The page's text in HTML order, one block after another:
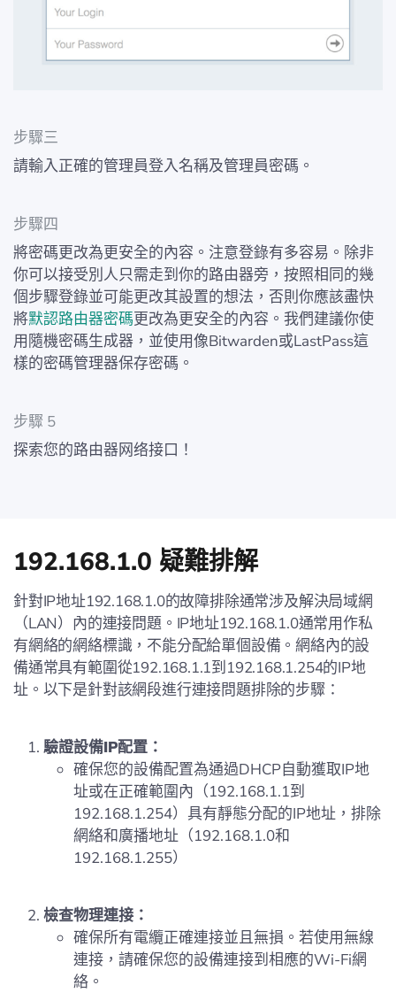
步驟三
請輸入正確的管理員登入名稱及管理員密碼。
步驟四
將密碼更改為更安全的內容。注意登錄有多容易。除非
你可以接受別人只需走到你的路由器旁，按照相同的幾
個步驟登錄並可能更改其設置的想法，否則你應該盡快
將默認路由器密碼更改為更安全的內容。我們建議你使
用隨機密碼生成器，並使用像Bitwarden或LastPass這
樣的密碼管理器保存密碼。
步驟 5
探索您的路由器网络接口！
192.168.1.0 疑難排解
針對IP地址192.168.1.0的故障排除通常涉及解決局域網
（LAN）內的連接問題。IP地址192.168.1.0通常用作私
有網絡的網絡標識，不能分配給單個設備。網絡內的設
備通常具有範圍從192.168.1.1到192.168.1.254的IP地
址。以下是針對該網段進行連接問題排除的步驟：
驗證設備IP配置：
確保您的設備配置為通過DHCP自動獲取IP地
址或在正確範圍內（192.168.1.1到
192.168.1.254）具有靜態分配的IP地址，排除
網絡和廣播地址（192.168.1.0和
192.168.1.255）
檢查物理連接：
確保所有電纜正確連接並且無損。若使用無線
連接，請確保您的設備連接到相應的Wi-Fi網
絡。